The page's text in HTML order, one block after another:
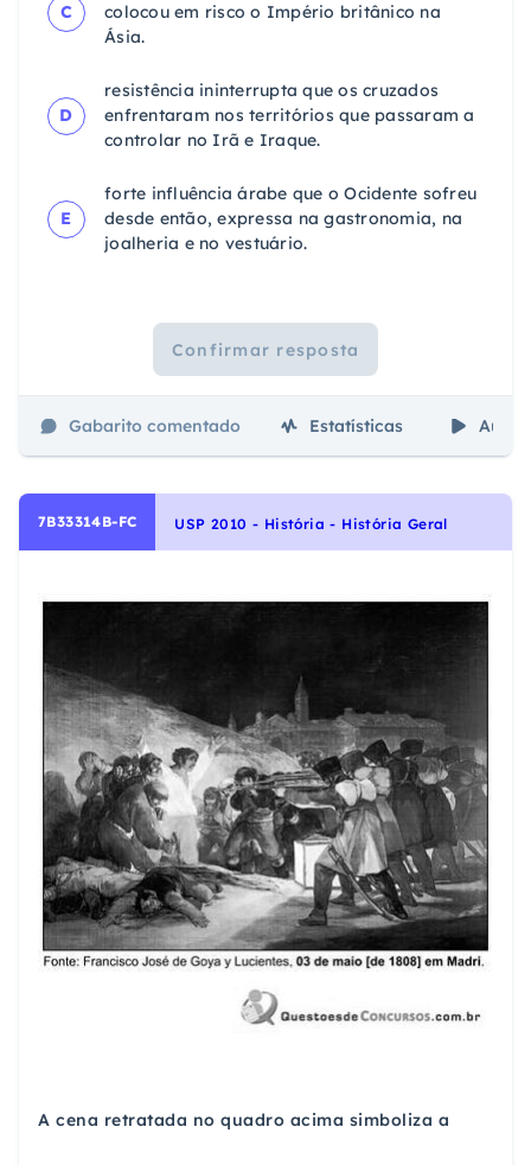
C
colocou em risco o Império britânico na
Ásia.
D
resistência ininterrupta que os cruzados
enfrentaram nos territórios que passaram a
controlar no Irã e Iraque.
E
forte influência árabe que o Ocidente sofreu
desde então, expressa na gastronomia, na
joalheria e no vestuário.
Confirmar resposta
Gabarito comentado Estatísticas Aulas
7B33314B-FC USP 2010 - História - História Geral
A cena retratada no quadro acima simboliza a